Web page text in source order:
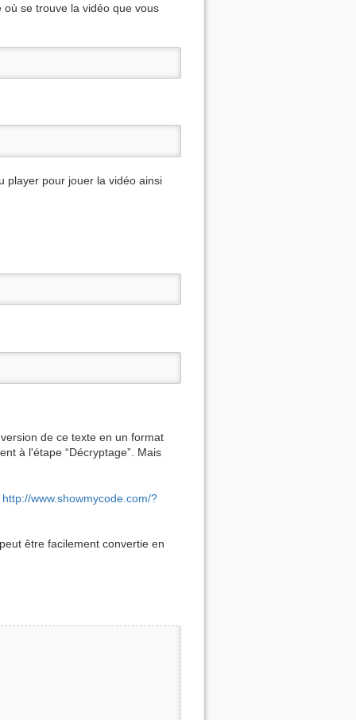
où se trouve la vidéo que vous
player pour jouer la vidéo ainsi
de ce texte en un format
à l'étape “Décryptage”. Mais
http://www.showmycode.com/?
être facilement convertie en